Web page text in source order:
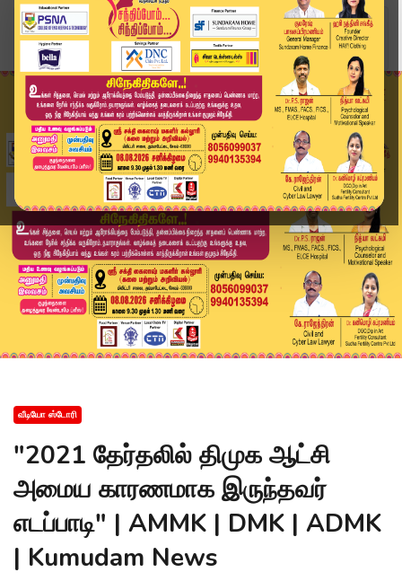
Home
வீடியோ ஸ்டோரி
"2021 தேர்தலில் திமுக ஆட்சி அமைய காரணமாக இருந்த...
வீடியோ ஸ்டோரி
"2021 தேர்தலில் திமுக ஆட்சி
அமைய காரணமாக இருந்தவர்
எடப்பாடி" | AMMK | DMK | ADMK
| Kumudam News